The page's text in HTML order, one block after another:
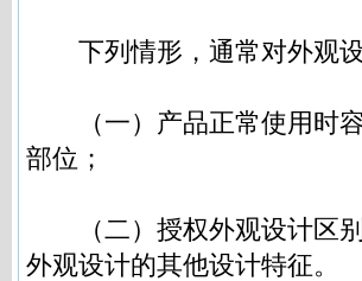
下列情形，通常对外观设
（一）产品正常使用时容
部位；
（二）授权外观设计区别
外观设计的其他设计特征。